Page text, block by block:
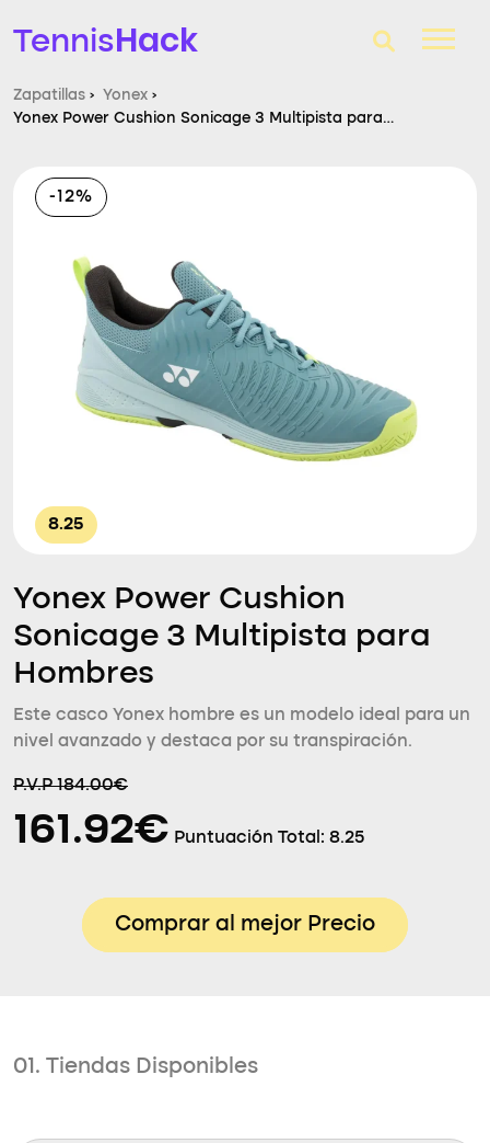
TennisHack
T-Finder
Raquetas de tenis
Comparador
Consultorio
Blog
Zapatillas › Yonex ›
Yonex Power Cushion Sonicage 3 Multipista para
-12%
8.25
Yonex Power Cushion
Sonicage 3 Multipista para
Hombres
Este casco Yonex hombre es un modelo ideal para un
nivel avanzado y destaca por su transpiración.
P.V.P 184.00€
161.92€ Puntuación Total: 8.25
Comprar al mejor Precio
01. Tiendas Disponibles